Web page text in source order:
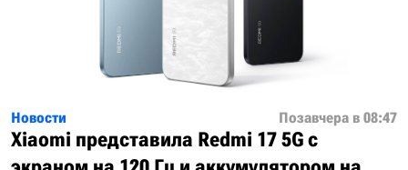
Новости Позавчера в 08:47
Xiaomi представила Redmi 17 5G с